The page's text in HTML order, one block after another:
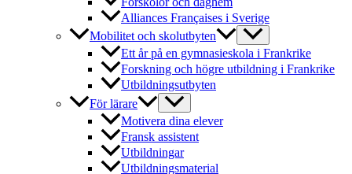
Alliances Françaises i Sverige
Mobilitet och skolutbyten
Ett år på en gymnasieskola i Frankrike
Forskning och högre utbildning i Frankrike
Utbildningsutbyten
För lärare
Motivera dina elever
Fransk assistent
Utbildningar
Utbildningsmaterial